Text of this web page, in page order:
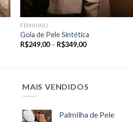
FEMININO
Gola de Pele Sintética
R$249,00 – R$349,00Price
MAIS VENDIDOS
Palmilha de Pele